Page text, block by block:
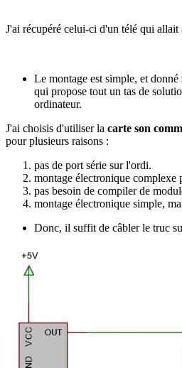
J'ai récupéré celui-ci d'un télé qui
Le montage est simple, et
qui propose tout un tas de
ordinateur.
J'ai choisis d'utiliser la carte son
pour plusieurs raisons :
pas de port série sur l'ordi.
montage électronique complexe
pas besoin de compiler de
montage électronique simple,
Donc, il suffit de câbler le truc